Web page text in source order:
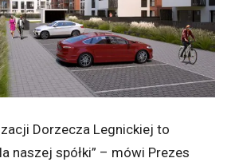
Dorzecza Legnickiej to
naszej spółki” – mówi Prezes